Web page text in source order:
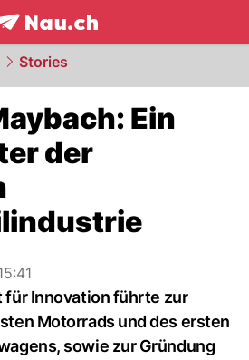
NAU.ch
Stories
Ein
der
für Innovation führte zur
Motorrads und des ersten
sowie zur Gründung